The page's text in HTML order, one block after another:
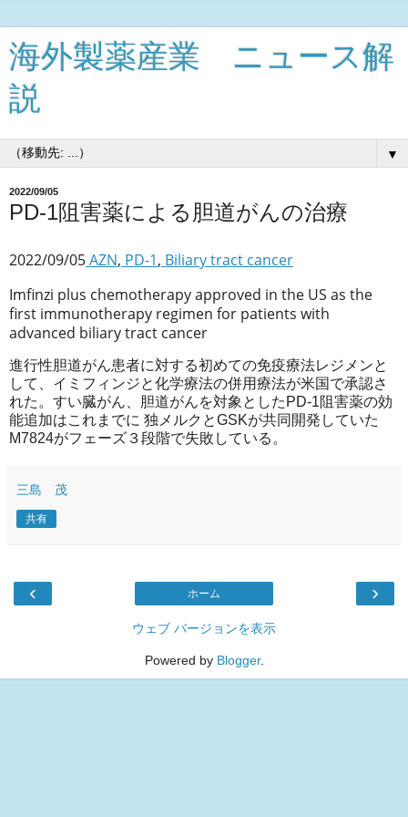
海外製薬産業 ニュース解
説
▼
2022/09/05
PD-1阻害薬による胆道がんの治療
2022/09/05 AZN, PD-1, Biliary tract cancer
Imfinzi plus chemotherapy approved in the US as the
first immunotherapy regimen for patients with
advanced biliary tract cancer
進行性胆道がん患者に対する初めての免疫療法レジメンと
して、イミフィンジと化学療法の併用療法が米国で承認さ
れた。すい臓がん、胆道がんを対象としたPD-1阻害薬の効
能追加はこれまでに 独メルクとGSKが共同開発していた
M7824がフェーズ３段階で失敗している。
三島 茂
共有
‹ ›
ホーム
ウェブ バージョンを表示
Powered by Blogger.